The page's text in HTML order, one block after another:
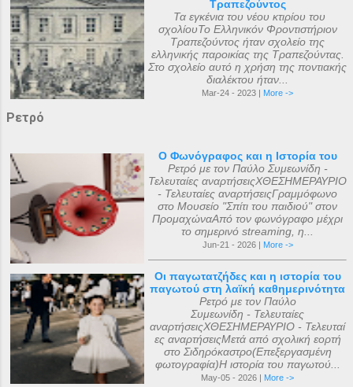
Τραπεζούντος
Τα εγκένια του νέου κτιρίου του
σχολίουΤο Ελληνικόν Φροντιστήριον
Τραπεζούντος ήταν σχολείο της
ελληνικής παροικίας της Τραπεζούντας.
Στο σχολείο αυτό η χρήση της ποντιακής
διαλέκτου ήταν...
Mar-24 - 2023 | More ->
Ρετρό
Ο Φωνόγραφος και η Ιστορία του
Ρετρό με τον Παύλο Συμεωνίδη -
Τελευταίες αναρτήσειςΧΘΕΣΗΜΕΡΑΥΡΙΟ
- Τελευταίες αναρτήσειςΓραμμόφωνο
στο Μουσείο "Σπίτι του παιδιού" στον
ΠρομαχώναΑπό τον φωνόγραφο μέχρι
το σημερινό streaming, η...
Jun-21 - 2026 | More ->
Οι παγωτατζήδες και η ιστορία του
παγωτού στη λαϊκή καθημερινότητα
Ρετρό με τον Παύλο
Συμεωνίδη - Τελευταίες
αναρτήσειςΧΘΕΣΗΜΕΡΑΥΡΙΟ - Τελευταί
ες αναρτήσειςΜετά από σχολική εορτή
στο Σιδηρόκαστρο(Επεξεργασμένη
φωτογραφία)Η ιστορία του παγωτού...
May-05 - 2026 | More ->